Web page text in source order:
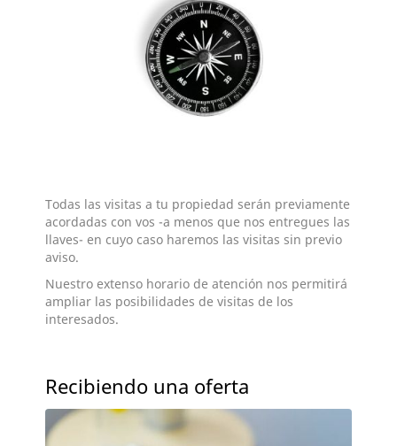
Todas las visitas a tu propiedad serán previamente
acordadas con vos -a menos que nos entregues las
llaves- en cuyo caso haremos las visitas sin previo
aviso.
Nuestro extenso horario de atención nos permitirá
ampliar las posibilidades de visitas de los
interesados.
Recibiendo una oferta